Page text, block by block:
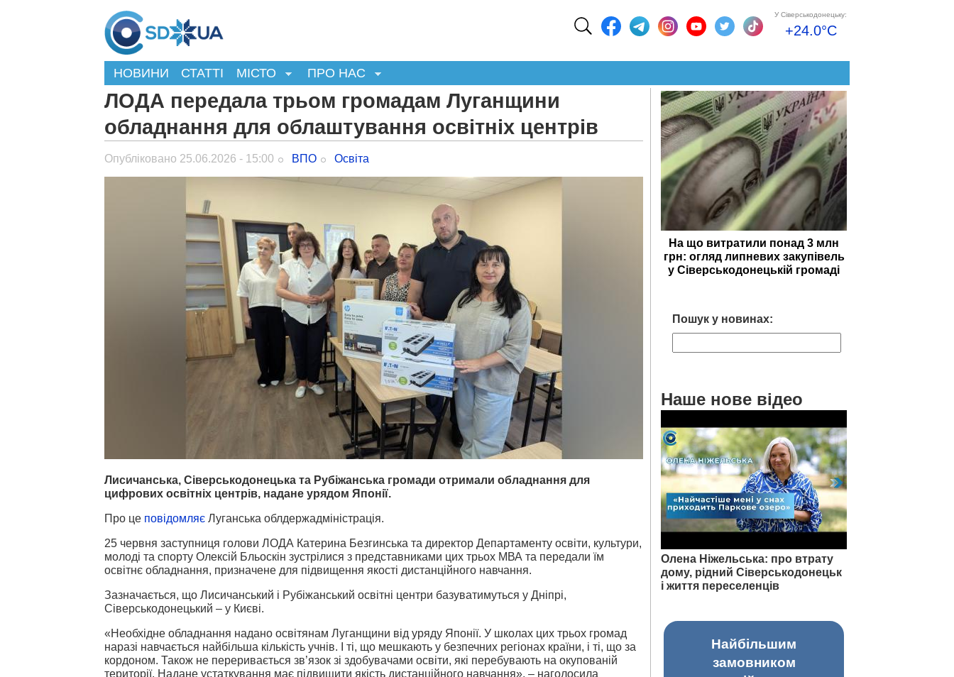
У Сіверськодонецьку:
+24.0°C
НОВИНИ СТАТТІ МІСТО ПРО НАС
ЛОДА передала трьом громадам Луганщини
обладнання для облаштування освітніх центрів
Опубліковано 25.06.2026 - 15:00 ВПО Освіта
Лисичанська, Сіверськодонецька та Рубіжанська громади отримали обладнання для
цифрових освітніх центрів, надане урядом Японії.
Про це повідомляє Луганська облдержадміністрація.
25 червня заступниця голови ЛОДА Катерина Безгинська та директор Департаменту освіти, культури,
молоді та спорту Олексій Бльоскін зустрілися з представниками цих трьох МВА та передали їм
освітнє обладнання, призначене для підвищення якості дистанційного навчання.
Зазначається, що Лисичанський і Рубіжанський освітні центри базуватимуться у Дніпрі,
Сіверськодонецький – у Києві.
«Необхідне обладнання надано освітянам Луганщини від уряду Японії. У школах цих трьох громад
наразі навчається найбільша кількість учнів. І ті, що мешкають у безпечних регіонах країни, і ті, що за
кордоном. Також не переривається зв’язок зі здобувачами освіти, які перебувають на окупованій
території. Надане устаткування має підвищити якість дистанційного навчання», – наголосила
На що витратили понад 3 млн
грн: огляд липневих закупівель
у Сіверськодонецькій громаді
Пошук у новинах:
Наше нове відео
Олена Ніжельська: про втрату
дому, рідний Сіверськодонецьк
і життя переселенців
Найбільшим
замовником